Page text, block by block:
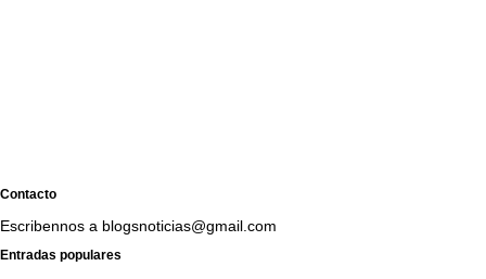
Contacto
Escribennos a blogsnoticias@gmail.com
Entradas populares